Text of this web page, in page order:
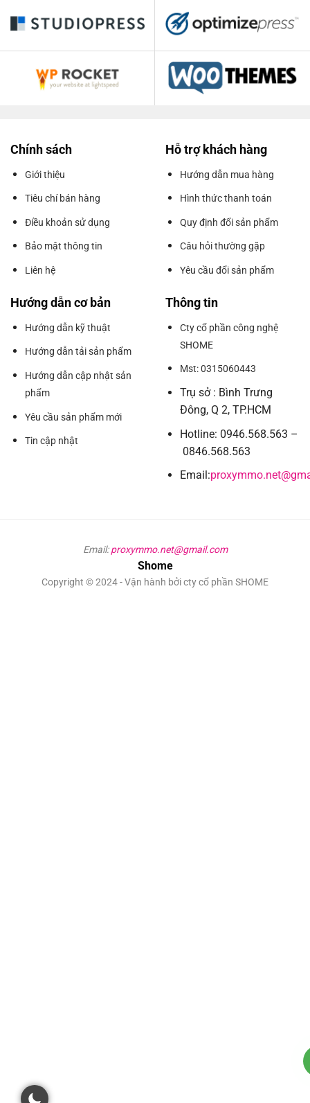
Chính sách
Giới thiệu
Tiêu chí bán hàng
Điều khoản sử dụng
Bảo mật thông tin
Liên hệ
Hỗ trợ khách hàng
Hướng dẫn mua hàng
Hình thức thanh toán
Quy định đổi sản phẩm
Câu hỏi thường gặp
Yêu cầu đổi sản phẩm
Hướng dẫn cơ bản
Hướng dẫn kỹ thuật
Hướng dẫn tải sản phẩm
Hướng dẫn cập nhật sản
phẩm
Yêu cầu sản phẩm mới
Tin cập nhật
Thông tin
Cty cổ phần công nghệ
SHOME
Mst: 0315060443
Trụ sở : Bình Trưng
Đông, Q 2, TP.HCM
Hotline: 0946.568.563 –
0846.568.563
Email:
Email:proxymmo.net@gmail.com
Shome
Copyright © 2024 - Vận hành bởi cty cổ phần SHOME